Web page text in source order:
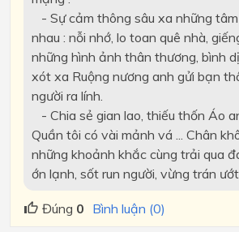
- Sự cảm thông sâu xa những
nhau : nỗi nhớ, lo toan quê nhà,
những hình ảnh thân thương, bình
xót xa Ruộng nương anh gửi bạn
người ra lính.
- Chia sẻ gian lao, thiếu thốn Áo
Quần tôi có vài mảnh vá ... Chân
những khoảnh khắc cùng trải qua
ớn lạnh, sốt run người, vừng trán ướt
Đúng 0 Bình luận (0)